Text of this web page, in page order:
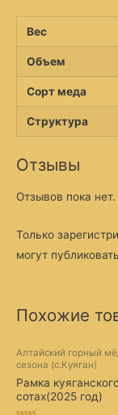
Вес
Объем
Сорт меда
Структура
Отзывы
Отзывов пока нет.
Только
могут
Похожие
Алтайский горный
сезона (с.Куяган)
Рамка
сотах(2025 год)